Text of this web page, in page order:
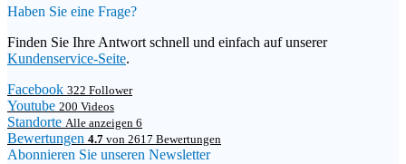
Haben Sie eine Frage?
Finden Sie Ihre Antwort schnell und einfach auf unserer
Kundenservice-Seite.
Facebook 322 Follower
Youtube 200 Videos
Standorte Alle anzeigen 6
Bewertungen 4.7 von 2617 Bewertungen
Abonnieren Sie unseren Newsletter